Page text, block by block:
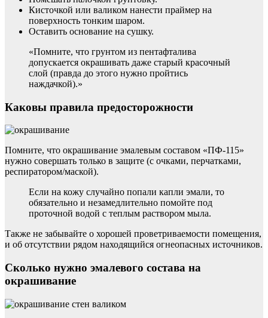
Кисточкой или валиком нанести праймер на
поверхность тонким шаром.
Оставить основание на сушку.
«Помните, что грунтом из пентафталива
допускается окрашивать даже старый красочный
слой (правда до этого нужно пройтись
наждачкой).»
Каковы правила предосторожности
Помните, что окрашивание эмалевым составом «ПФ-115»
нужно совершать только в защите (с очками, перчатками,
респиратором/маской).
Если на кожу случайно попали капли эмали, то
обязательно и незамедлительно помойте под
проточной водой с теплым раствором мыла.
Также не забывайте о хорошей проветриваемости помещения,
и об отсутствии рядом находящийся огнеопасных источников.
Сколько нужно эмалевого состава на
окрашивание